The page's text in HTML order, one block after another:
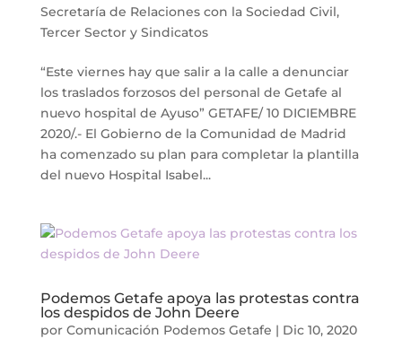
Secretaría de Relaciones con la Sociedad Civil,
Tercer Sector y Sindicatos
“Este viernes hay que salir a la calle a denunciar
los traslados forzosos del personal de Getafe al
nuevo hospital de Ayuso” GETAFE/ 10 DICIEMBRE
2020/.- El Gobierno de la Comunidad de Madrid
ha comenzado su plan para completar la plantilla
del nuevo Hospital Isabel...
Podemos Getafe apoya las protestas contra
los despidos de John Deere
por Comunicación Podemos Getafe | Dic 10, 2020